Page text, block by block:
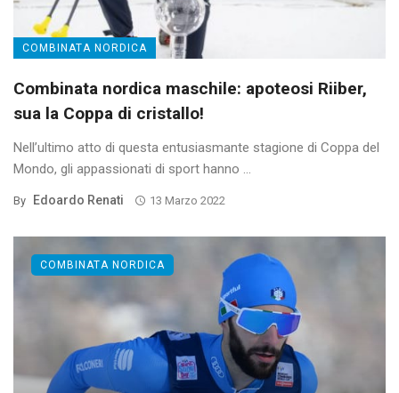
COMBINATA NORDICA
Combinata nordica maschile: apoteosi Riiber,
sua la Coppa di cristallo!
Nell’ultimo atto di questa entusiasmante stagione di Coppa del
Mondo, gli appassionati di sport hanno ...
By Edoardo Renati 13 Marzo 2022
COMBINATA NORDICA